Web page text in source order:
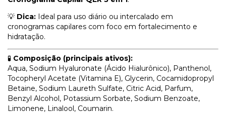
💡 Dica: Ideal para uso diário ou intercalado em
cronogramas capilares com foco em fortalecimento e
hidratação.
🧪 Composição (principais ativos):
Aqua, Sodium Hyaluronate (Ácido Hialurônico), Panthenol,
Tocopheryl Acetate (Vitamina E), Glycerin, Cocamidopropyl
Betaine, Sodium Laureth Sulfate, Citric Acid, Parfum,
Benzyl Alcohol, Potassium Sorbate, Sodium Benzoate,
Limonene, Linalool, Coumarin.